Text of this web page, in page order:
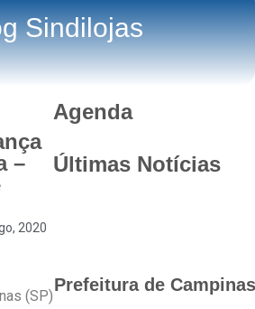
Sindilojas
–
2020
(SP)
Agenda
Últimas Notícias
Prefeitura de